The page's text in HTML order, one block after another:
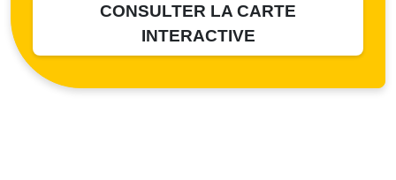
CONSULTER LA CARTE
INTERACTIVE